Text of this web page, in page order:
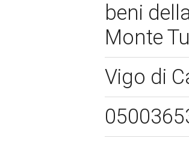
beni
Monte
Vigo di